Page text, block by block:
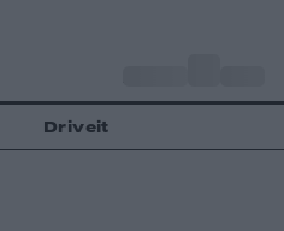
Driveit